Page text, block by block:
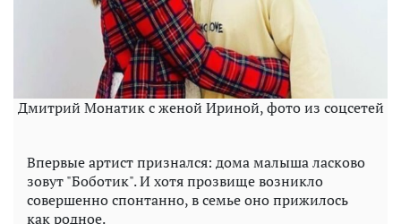
Дмитрий Монатик с женой Ириной, фото из соцсетей
Впервые артист признался: дома малыша ласково
зовут "Боботик". И хотя прозвище возникло
совершенно спонтанно, в семье оно прижилось
как родное.